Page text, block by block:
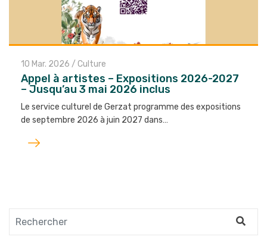
10 Mar. 2026 / Culture
Appel à artistes – Expositions 2026-2027
– Jusqu’au 3 mai 2026 inclus
Le service culturel de Gerzat programme des expositions
de septembre 2026 à juin 2027 dans…
Lire
l'article